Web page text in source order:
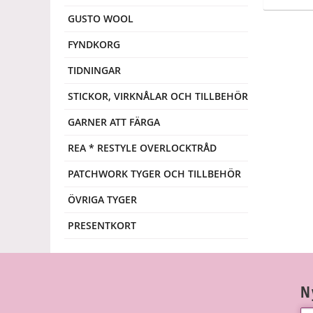
GUSTO WOOL
FYNDKORG
TIDNINGAR
STICKOR, VIRKNÅLAR OCH TILLBEHÖR
GARNER ATT FÄRGA
REA * RESTYLE OVERLOCKTRÅD
PATCHWORK TYGER OCH TILLBEHÖR
ÖVRIGA TYGER
PRESENTKORT